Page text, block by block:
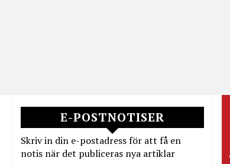
E-POSTNOTISER
Skriv in din e-postadress för att få en
notis när det publiceras nya artiklar